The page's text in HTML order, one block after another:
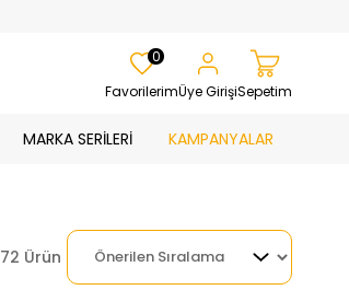
Favorilerim
0
Üye GirişiSepetim
MARKA SERİLERİ KAMPANYALAR
72 Ürün